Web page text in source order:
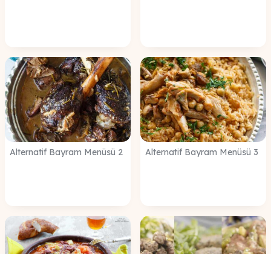
Alternatif Bayram Menüsü 2 Alternatif Bayram Menüsü 3